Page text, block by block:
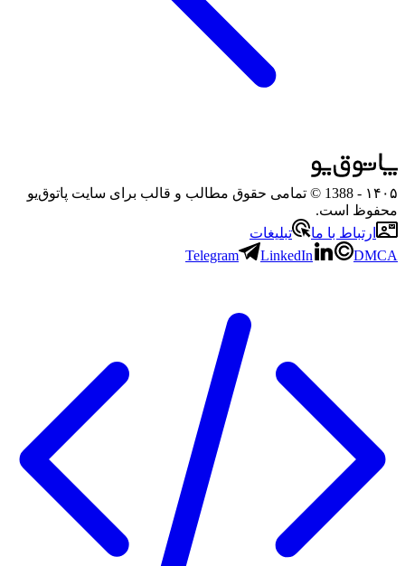
۱۴۰۵
- 1388 © تمامی حقوق مطالب و قالب برای سایت پاتوق‌یو
محفوظ است.
ارتباط با ما
تبلیغات
Telegram
LinkedIn DMCA